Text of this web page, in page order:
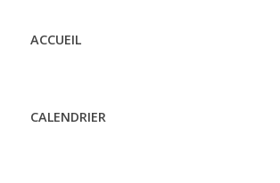
ACCUEIL
CALENDRIER